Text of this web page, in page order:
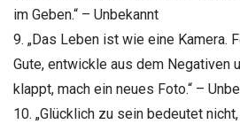
im Geben.“ – Unbekannt
9. „Das Leben ist wie eine Kamera.
Gute, entwickle aus dem Negativen
klappt, mach ein neues Foto.“ –
10. „Glücklich zu sein bedeutet